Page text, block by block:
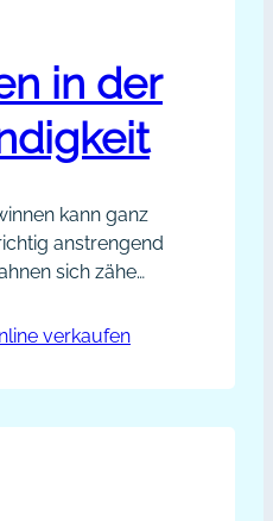
in der
kann ganz
anstrengend
sich zähe
Phasen in
klappt
Markt verändert
dann, wenn
verkaufen